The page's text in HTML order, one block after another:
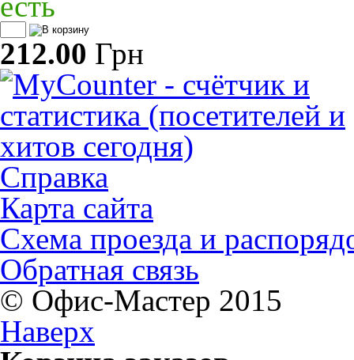
212.00 Грн
Справка
Карта сайта
Схема проезда и
Обратная связь
© Офис-Мастер 2015
Наверх